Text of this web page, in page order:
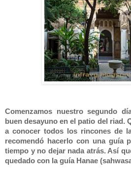
Comenzamos nuestro segundo
buen desayuno en el patio del riad.
a conocer todos los rincones de
recomendó hacerlo con una guía
tiempo y no dejar nada atrás. Así
quedado con la guía Hanae